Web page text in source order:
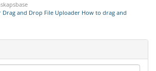
Drag and Drop File Uploader How to drag and